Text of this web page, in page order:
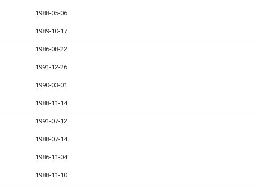
1988-05-06
1989-10-17
1986-08-22
1991-12-26
1990-03-01
1988-11-14
1991-07-12
1988-07-14
1986-11-04
1988-11-10